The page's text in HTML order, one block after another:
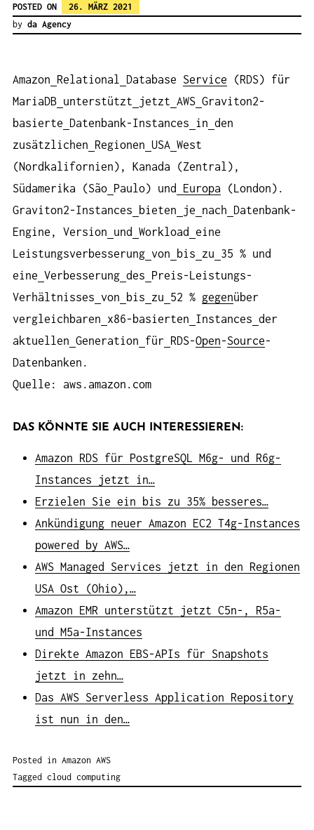
POSTED ON
26. MÄRZ 2021
by da Agency
Amazon Relational Database Service (RDS) für
MariaDB unterstützt jetzt AWS Graviton2-
basierte
Datenbank-Instances in den
zusätzlichen
Regionen USA West
(Nordkalifornien), Kanada (Zentral),
Südamerika (São Paulo) und Europa (London).
Graviton2-Instances
bieten je nach
Datenbank-
Engine, Version
und Workload
eine
Leistungsverbesserung von bis zu
35 % und
eine Verbesserung des
Preis-Leistungs-
Verhältnisses von bis zu 52 % gegenüber
vergleichbaren
x86-basierten Instances der
aktuellen Generation für RDS-Open-Source-
Datenbanken.
Quelle: aws.amazon.com
DAS KÖNNTE SIE AUCH INTERESSIEREN:
Amazon RDS für PostgreSQL M6g- und R6g-
Instances jetzt in…
Erzielen Sie ein bis zu 35% besseres…
Ankündigung neuer Amazon EC2 T4g-Instances
powered by AWS…
AWS Managed Services jetzt in den Regionen
USA Ost (Ohio),…
Amazon EMR unterstützt jetzt C5n-, R5a-
und M5a-Instances
Direkte Amazon EBS-APIs für Snapshots
jetzt in zehn…
Das AWS Serverless Application Repository
ist nun in den…
Posted in Amazon AWS
Tagged cloud computing